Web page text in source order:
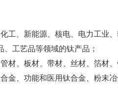
工、 新能源
核电、电力工业
工艺品等领域的钛产品；
材、板材、带材、丝材、 箔材、
金、功能和医用钛合金、粉末冶